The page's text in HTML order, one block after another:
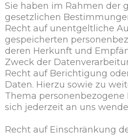
Sie haben im Rahmen der
gesetzlichen
Recht auf unentgeltliche
gespeicherten
deren Herkunft und
Zweck der
Recht auf Berichtigung
Daten. Hierzu sowie zu
Thema personenbezogene
sich jederzeit an uns
Recht auf Einschränkung